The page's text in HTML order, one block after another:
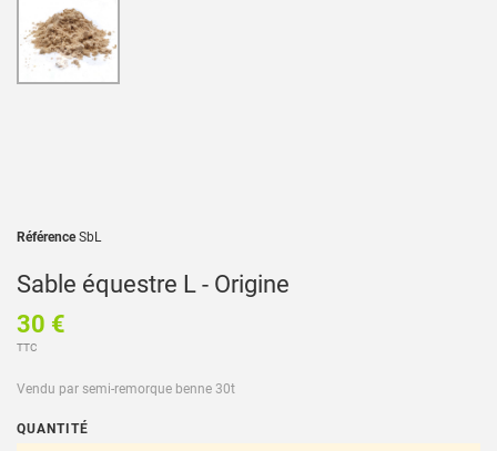
Référence SbL
Sable équestre L - Origine
30 €
TTC
Vendu par semi-remorque benne 30t
QUANTITÉ